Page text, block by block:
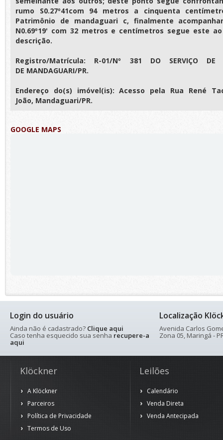
rumo S0.27º41com 94 metros a cinquenta
Patrimônio de mandaguari c, finalmente
N0.69º19' com 32 metros e centímetros segue este
descrição.
Registro/Matrícula: R-01/Nº 381 DO SERVIÇO DE
DE MANDAGUARI/PR.
Endereço do(s) imóvel(is): Acesso pela Rua René
João, Mandaguari/PR.
GOOGLE MAPS
Login do usuário
Ainda não é cadastrado? Clique aqui
Caso tenha esquecido sua senha recupere-a
aqui
Localização
Avenida Carlos
Zona 05, Maringá -
Klöckner
A Klöckner
Parceiros
Política de Privacidade
Termos de Uso
Leilões
Calendário
Venda Direta
Venda Antecipada